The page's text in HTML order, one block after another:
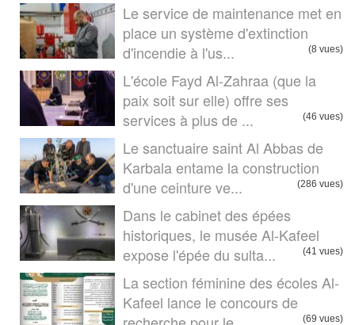
Le service de maintenance met en
place un système d'extinction
d'incendie à l'us...
(8 vues)
L'école Fayd Al-Zahraa (que la
paix soit sur elle) offre ses
services à plus de ...
(46 vues)
Le sanctuaire saint Al Abbas de
Karbala entame la construction
d'une ceinture ve...
(286 vues)
Dans le cabinet des épées
historiques, le musée Al-Kafeel
expose l'épée du sulta...
(41 vues)
La section féminine des écoles Al-
Kafeel lance le concours de
(69 vues)